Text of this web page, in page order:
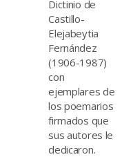
Dictinio de
Castillo-
Elejabeytia
Fernández
(1906-1987)
con
ejemplares de
los poemarios
firmados que
sus autores le
dedicaron.